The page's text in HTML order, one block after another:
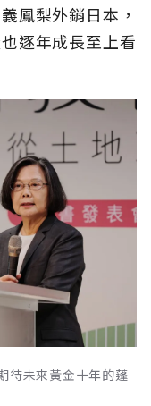
鳳梨外銷日本，
逐年成長至上看
待未來黃金十年的蓬